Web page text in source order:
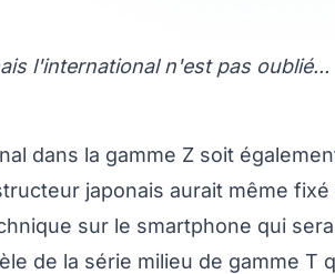
l'international n'est pas oublié...
dans la gamme Z soit
japonais aurait même fixé
sur le smartphone qui sera
de la série milieu de gamme T